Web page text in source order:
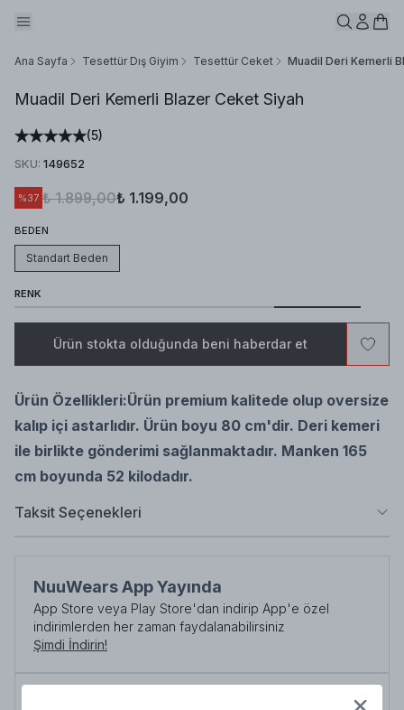
Ana Sayfa Tesettür Dış Giyim Tesettür Ceket Muadil Deri Kemerli
Muadil Deri Kemerli Blazer Ceket Siyah
(5)
SKU: 149652
%37 ₺ 1.899,00₺ 1.199,00
BEDEN
Standart Beden
RENK
Ürün stokta olduğunda beni haberdar et
Ürün Özellikleri:Ürün premium kalitede olup oversize
kalıp içi astarlıdır. Ürün boyu 80 cm'dir. Deri kemeri
ile birlikte gönderimi sağlanmaktadır. Manken 165
cm boyunda 52 kilodadır.
Taksit Seçenekleri
NuuWears App Yayında
App Store veya Play Store'dan indirip App'e özel
indirimlerden her zaman faydalanabilirsiniz
Şimdi İndirin!